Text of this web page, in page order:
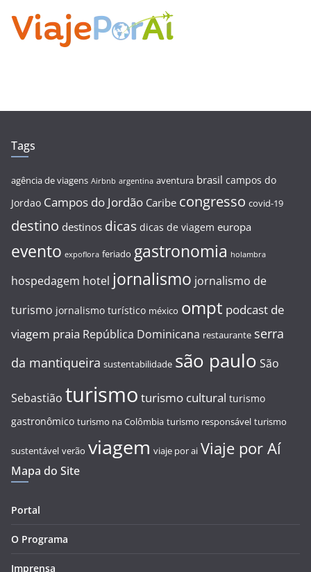
Tags
agência de viagens Airbnb argentina aventura brasil campos do
Jordao Campos do Jordão Caribe congresso covid-19
destino destinos dicas dicas de viagem europa
evento expoflora feriado gastronomia holambra
hospedagem hotel jornalismo jornalismo de
turismo jornalismo turístico méxico ompt podcast de
viagem praia República Dominicana restaurante serra
da mantiqueira sustentabilidade são paulo São
Sebastião turismo turismo cultural turismo
gastronômico turismo na Colômbia turismo responsável turismo
sustentável verão viagem viaje por ai Viaje por Aí
Mapa do Site
Portal
O Programa
Imprensa